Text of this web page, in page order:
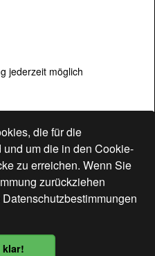
die für die
um die in den Cookie-
zu erreichen. Wenn Sie
zurückziehen
Datenschutzbestimmungen
klar!
jederzeit möglich